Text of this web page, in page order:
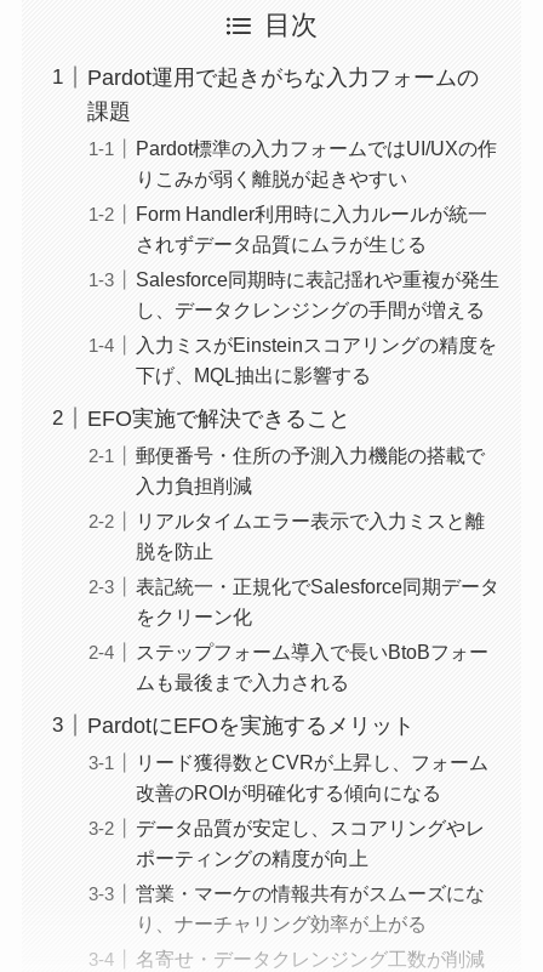
目次
Pardot運用で起きがちな入力フォームの
課題
Pardot標準の入力フォームではUI/UXの作
りこみが弱く離脱が起きやすい
Form Handler利用時に入力ルールが統一
されずデータ品質にムラが生じる
Salesforce同期時に表記揺れや重複が発生
し、データクレンジングの手間が増える
入力ミスがEinsteinスコアリングの精度を
下げ、MQL抽出に影響する
EFO実施で解決できること
郵便番号・住所の予測入力機能の搭載で
入力負担削減
リアルタイムエラー表示で入力ミスと離
脱を防止
表記統一・正規化でSalesforce同期データ
をクリーン化
ステップフォーム導入で長いBtoBフォー
ムも最後まで入力される
PardotにEFOを実施するメリット
リード獲得数とCVRが上昇し、フォーム
改善のROIが明確化する傾向になる
データ品質が安定し、スコアリングやレ
ポーティングの精度が向上
営業・マーケの情報共有がスムーズにな
り、ナーチャリング効率が上がる
名寄せ・データクレンジング工数が削減